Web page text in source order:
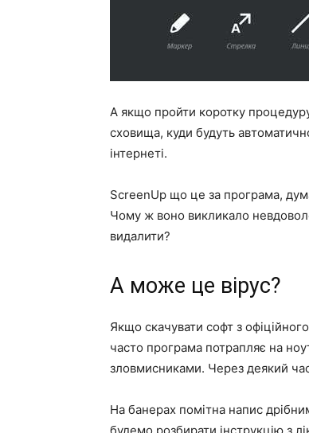
А якщо пройти коротку
сховища, куди будуть
інтернеті.
ScreenUp що це за програма,
Чому ж воно викликало
видалити?
А може це вірус?
Якщо скачувати софт з
часто програма потрапляє на
зловмисниками. Через деякий
На банерах помітна напис